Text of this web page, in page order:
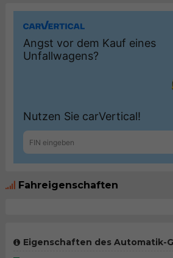
Fahreigenschaften
Eigenschaften des Automatik-